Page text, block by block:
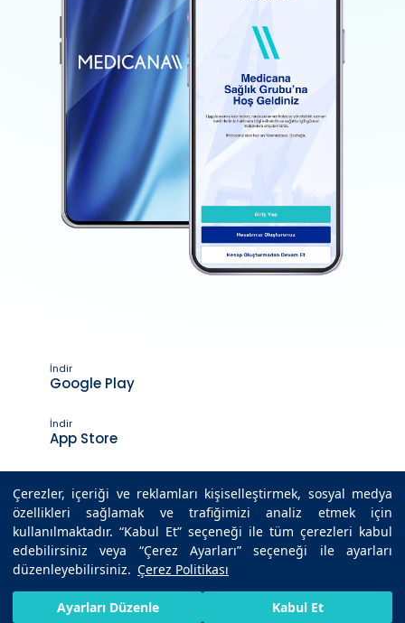
Çerezler, içeriği ve reklamları kişiselleştirmek, sosyal medya
özellikleri sağlamak ve trafiğimizi analiz etmek için
kullanılmaktadır. “Kabul Et” seçeneği ile tüm çerezleri kabul
edebilirsiniz veya “Çerez Ayarları” seçeneği ile ayarları
düzenleyebilirsiniz. Çerez Politikası
Ayarları Düzenle Kabul Et
İndir
Google Play
İndir
App Store
Son Güncelleme Tarihi : 23.10.2020 11:09
HIZLI RANDEVU AL BIZE ULAŞIN